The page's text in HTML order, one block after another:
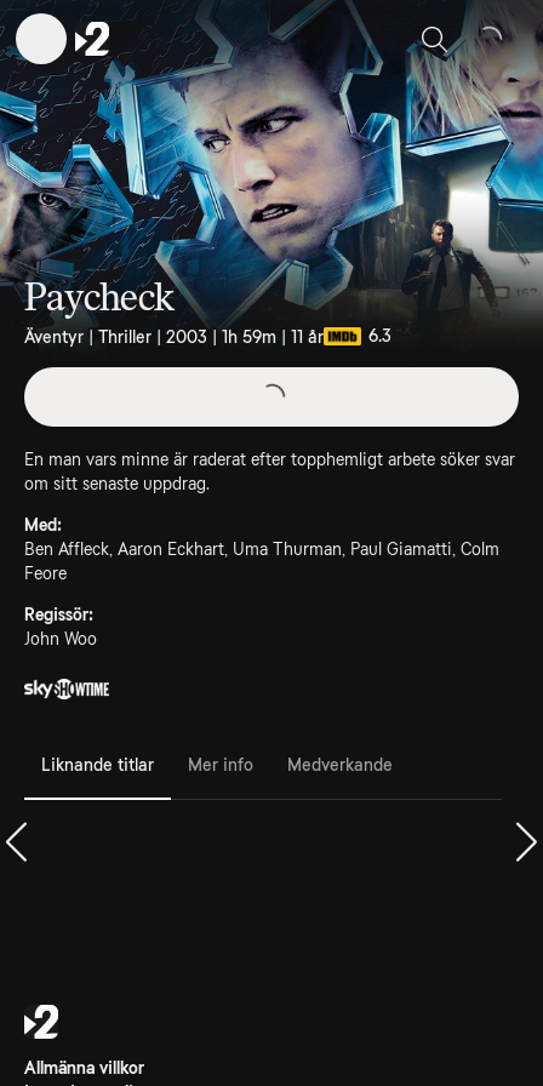
Sök
Paycheck
Äventyr | Thriller | 2003 | 1h 59m | 11 år 6.3
En man vars minne är raderat efter topphemligt arbete söker svar
om sitt senaste uppdrag.
Med:
Ben Affleck, Aaron Eckhart, Uma Thurman, Paul Giamatti, Colm
Feore
Regissör:
John Woo
Liknande titlar Mer info Medverkande
Allmänna villkor